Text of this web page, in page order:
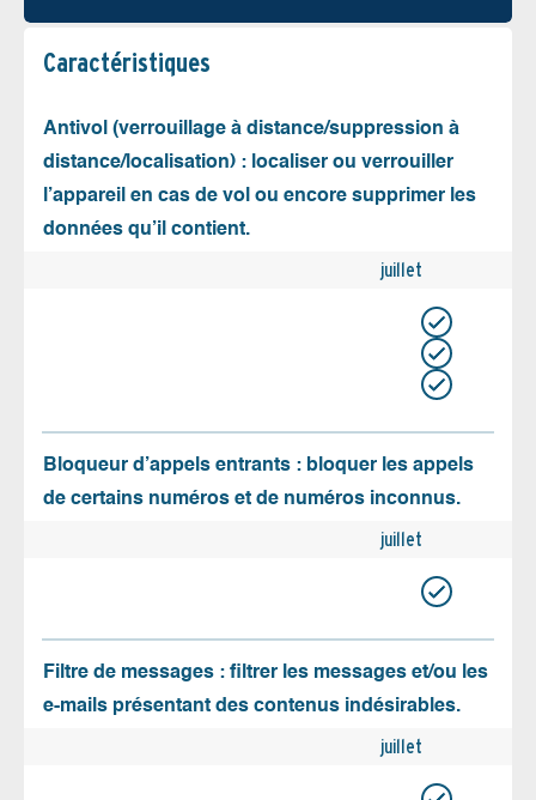
Caractéristiques
Antivol (verrouillage à distance/suppression à
distance/localisation) : localiser ou verrouiller
l’appareil en cas de vol ou encore supprimer les
données qu’il contient.
juillet
Bloqueur d’appels entrants : bloquer les appels
de certains numéros et de numéros inconnus.
juillet
Filtre de messages : filtrer les messages et/ou les
e-mails présentant des contenus indésirables.
juillet